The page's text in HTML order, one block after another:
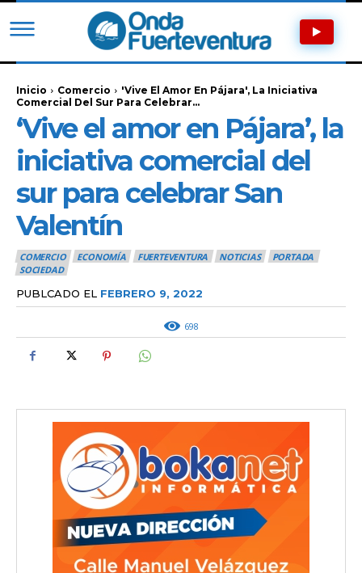
Inicio Comercio
'Vive El Amor En Pájara', La Iniciativa
Comercial Del Sur Para Celebrar...
‘Vive el amor en Pájara’, la
iniciativa comercial del
sur para celebrar San
Valentín
COMERCIO ECONOMÍA FUERTEVENTURA NOTICIAS
PORTADA
SOCIEDAD
PUBLCADO EL FEBRERO 9, 2022
698